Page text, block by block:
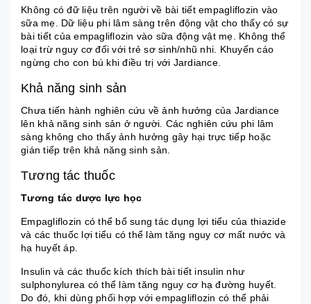
Không có đữ liệu trên người về bài tiết empagliflozin vào
sữa mẹ. Dữ liệu phi lâm sàng trên động vật cho thấy có sự
bài tiết của empagliflozin vào sữa động vật mẹ. Không thể
loại trừ nguy cơ đối với trẻ sơ sinh/nhũ nhi. Khuyến cáo
ngừng cho con bú khi điều trị với Jardiance.
Khả năng sinh sản
Chưa tiến hành nghiên cứu về ảnh hưởng của Jardiance
lên khả năng sinh sản ở người. Các nghiên cứu phi lâm
sàng không cho thấy ảnh hưởng gây hại trực tiếp hoặc
gián tiếp trên khả năng sinh sản.
Tương tác thuốc
Tương tác dược lực học
Empagliflozin có thể bổ sung tác dụng lợi tiểu của thiazide
và các thuốc lợi tiểu có thể làm tăng nguy cơ mất nước và
hạ huyết áp.
Insulin và các thuốc kích thích bài tiết insulin như
sulphonylurea có thể làm tăng nguy cơ hạ đường huyết.
Do đó, khi dùng phối hợp với empagliflozin có thể phải